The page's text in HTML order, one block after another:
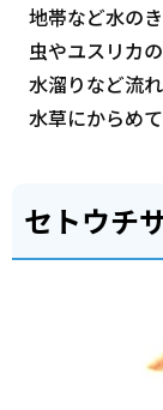
地帯など水の
虫やユスリカ
水溜りなど流
水草にからめ
セトウチ